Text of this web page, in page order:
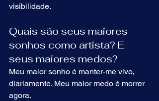
visibilidade.
Quais são seus maiores
sonhos como artista? E
seus maiores medos?
Meu maior sonho é manter-me vivo,
diariamente. Meu maior medo é morrer
agora.